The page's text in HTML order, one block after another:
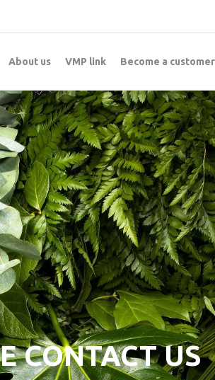
About us VMP link Become a customer
CONTACT US